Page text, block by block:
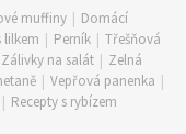
muffiny | Domácí
lilkem | Perník | Třešňová
Zálivky na salát | Zelná
| Vepřová panenka |
| Recepty s rybízem